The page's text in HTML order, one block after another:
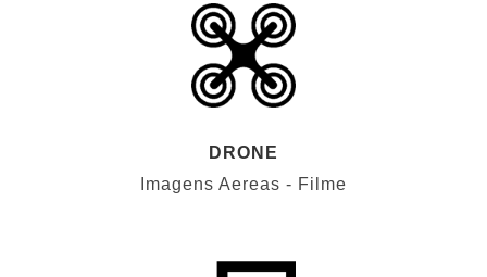
DRONE
Imagens Aereas - Filme